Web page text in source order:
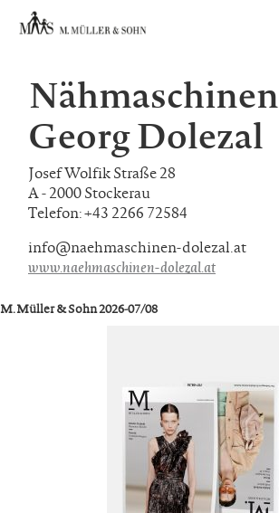
Nähmaschinen
Georg Dolezal
Josef Wolfik Straße 28
A - 2000 Stockerau
Telefon: +43 2266 72584
info@naehmaschinen-dolezal.at
www.naehmaschinen-dolezal.at
M. Müller & Sohn 2026-07/08